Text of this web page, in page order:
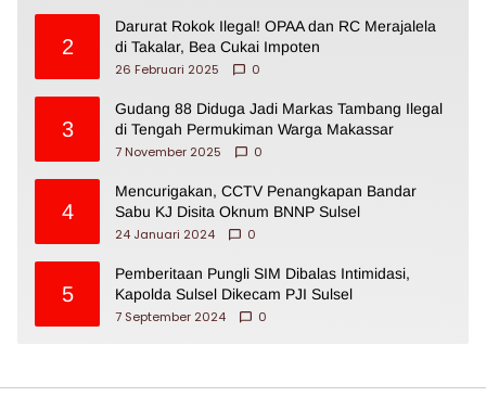
2
Darurat Rokok Ilegal! OPAA dan RC Merajalela
di Takalar, Bea Cukai Impoten
26 Februari 2025
0
3
Gudang 88 Diduga Jadi Markas Tambang Ilegal
di Tengah Permukiman Warga Makassar
7 November 2025
0
4
Mencurigakan, CCTV Penangkapan Bandar
Sabu KJ Disita Oknum BNNP Sulsel
24 Januari 2024
0
5
Pemberitaan Pungli SIM Dibalas Intimidasi,
Kapolda Sulsel Dikecam PJI Sulsel
7 September 2024
0